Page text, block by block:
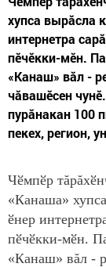
хупса вырăсла
интернетра
пӗчӗкки-мӗн.
«Канаш» вăл -
чăвашӗсен
пурăнакан 100
пекех, регион,
Чӗмпӗр
«Канаша»
ӗнер
пӗчӗкки-мӗн.
«Канаш» вăл -